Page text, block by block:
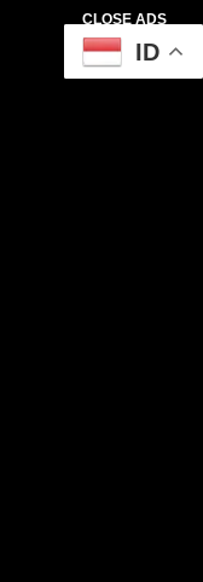
CLOSE ADS
ID